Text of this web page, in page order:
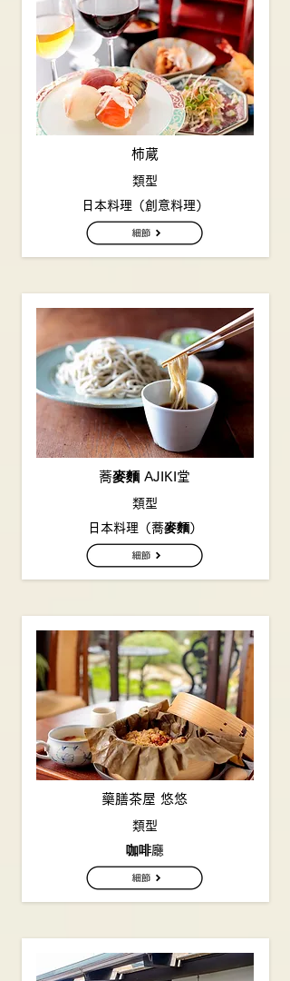
柿蔵
類型
日本料理（創意料理）
蕎麥麵 AJIKI堂
類型
日本料理（蕎麥麵）
藥膳茶屋 悠悠
類型
咖啡廳